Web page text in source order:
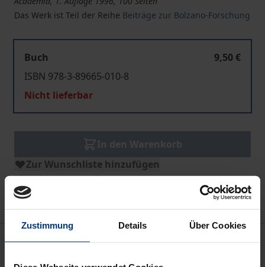
Zustimmung Details Über Cookies
Das Werk ist Teil der Reihe Beiträge zur Bolzano-Forschung
Buch
9,50 €
ISBN 978-3-89665-010-8
Nicht lieferbar
Zur Wunschliste hinzufügen
Hinweise zu Versandkosten
Beschreibung